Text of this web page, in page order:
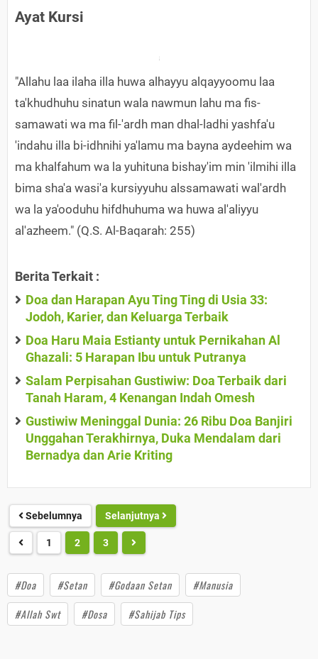
Ayat Kursi
"Allahu laa ilaha illa huwa alhayyu alqayyoomu laa
ta'khudhuhu sinatun wala nawmun lahu ma fis-
samawati wa ma fil-'ardh man dhal-ladhi yashfa'u
'indahu illa bi-idhnihi ya'lamu ma bayna aydeehim wa
ma khalfahum wa la yuhituna bishay'im min 'ilmihi illa
bima sha'a wasi'a kursiyyuhu alssamawati wal'ardh
wa la ya'ooduhu hifdhuhuma wa huwa al'aliyyu
al'azheem." (Q.S. Al-Baqarah: 255)
Berita Terkait :
Doa dan Harapan Ayu Ting Ting di Usia 33:
Jodoh, Karier, dan Keluarga Terbaik
Doa Haru Maia Estianty untuk Pernikahan Al
Ghazali: 5 Harapan Ibu untuk Putranya
Salam Perpisahan Gustiwiw: Doa Terbaik dari
Tanah Haram, 4 Kenangan Indah Omesh
Gustiwiw Meninggal Dunia: 26 Ribu Doa Banjiri
Unggahan Terakhirnya, Duka Mendalam dari
Bernadya dan Arie Kriting
Sebelumnya Selanjutnya
1 2 3
#Doa #Setan #Godaan Setan
#Manusia
#Allah Swt
#Dosa #Sahijab Tips